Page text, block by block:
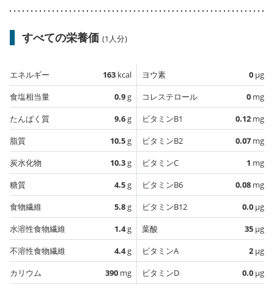
すべての栄養価 (1人分)
エネルギー 163 kcal
食塩相当量
0.9g
たんぱく質
9.6g
脂質
10.5g
炭水化物
10.3g
糖質
4.5g
食物繊維
5.8g
水溶性食物繊維
1.4g
不溶性食物繊維
4.4g
カリウム
390 mg
ヨウ素 0 µg
コレステロール
0 mg
ビタミンB1
0.12 mg
ビタミンB2
0.07 mg
ビタミンC
1 mg
ビタミンB6
0.08 mg
ビタミンB12
0.0 µg
葉酸
35 µg
ビタミンA
2 µg
ビタミンD
0.0 µg